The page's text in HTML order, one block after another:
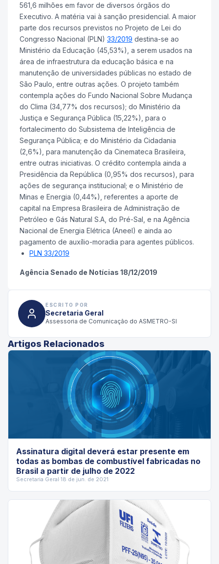
561,6 milhões em favor de diversos órgãos do
Executivo. A matéria vai à sanção presidencial. A maior
parte dos recursos previstos no Projeto de Lei do
Congresso Nacional (PLN) 33/2019 destina-se ao
Ministério da Educação (45,53%), a serem usados na
área de infraestrutura da educação básica e na
manutenção de universidades públicas no estado de
São Paulo, entre outras ações. O projeto também
contempla ações do Fundo Nacional Sobre Mudança
do Clima (34,77% dos recursos); do Ministério da
Justiça e Segurança Pública (15,22%), para o
fortalecimento do Subsistema de Inteligência de
Segurança Pública; e do Ministério da Cidadania
(2,6%), para manutenção da Cinemateca Brasileira,
entre outras iniciativas. O crédito contempla ainda a
Presidência da República (0,95% dos recursos), para
ações de segurança institucional; e o Ministério de
Minas e Energia (0,44%), referentes a aporte de
capital na Empresa Brasileira de Administração de
Petróleo e Gás Natural S.A, do Pré-Sal, e na Agência
Nacional de Energia Elétrica (Aneel) e ainda ao
pagamento de auxílio-moradia para agentes públicos.
PLN 33/2019
Agência Senado de Notícias 18/12/2019
ESCRITO POR
Secretaria Geral
Assessoria de Comunicação do ASMETRO-SI
Artigos Relacionados
Assinatura digital deverá estar presente em
todas as bombas de combustível fabricadas no
Brasil a partir de julho de 2022
Secretaria Geral·18 de jun. de 2021